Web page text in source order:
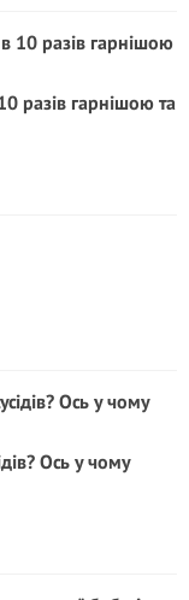
разів гарнішою та
Ось у чому